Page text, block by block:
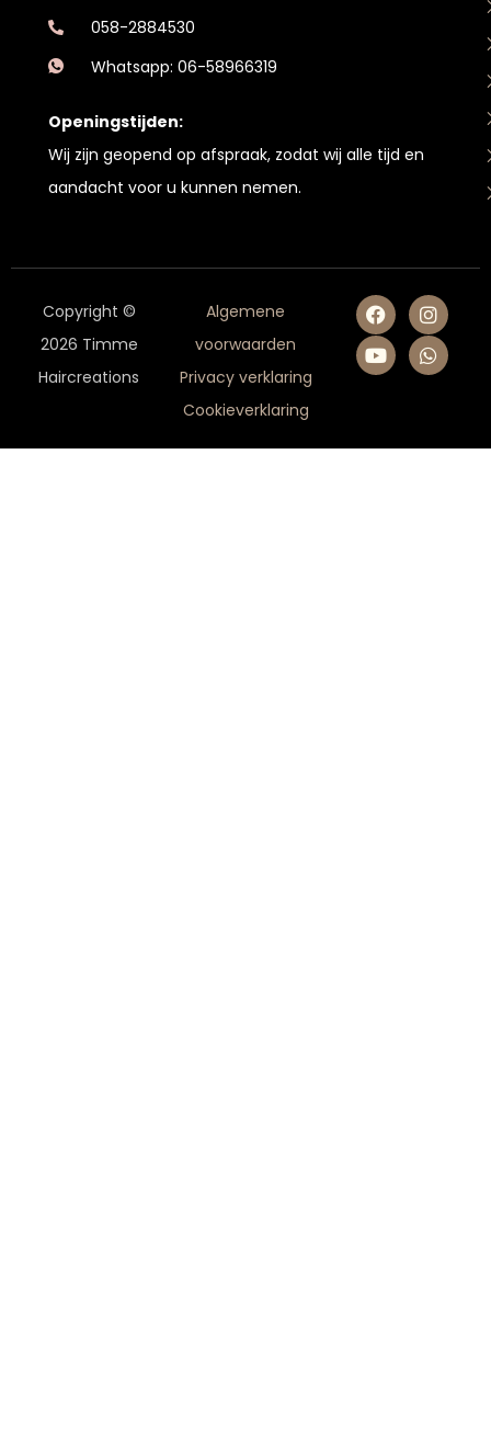
058-2884530
Whatsapp: 06-58966319
Openingstijden:
Wij zijn geopend op afspraak, zodat wij alle tijd en
aandacht voor u kunnen nemen.
Copyright ©
2026 Timme
Haircreations
Algemene
voorwaarden
Privacy verklaring
Cookieverklaring